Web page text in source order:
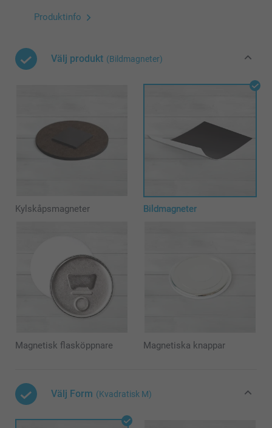
Produktinfo
Välj produkt (Bildmagneter)
Kylskåpsmagneter Bildmagneter
Magnetisk flasköppnare Magnetiska knappar
Välj Form (Kvadratisk M)